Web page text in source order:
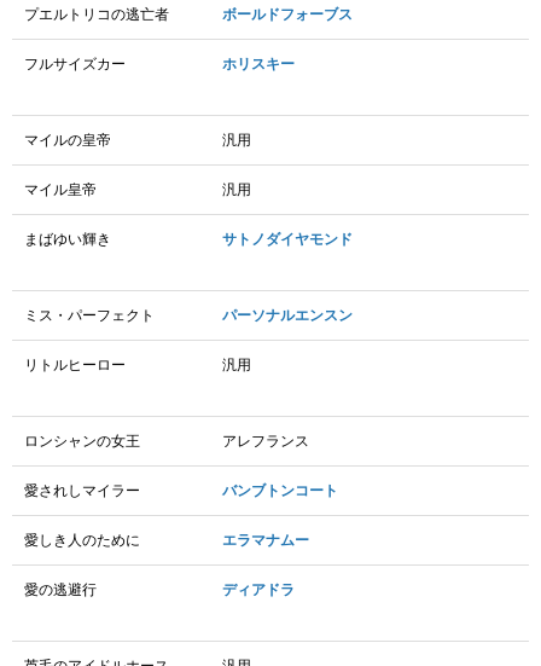
プエルトリコの逃亡者 ボールドフォーブス
フルサイズカー ホリスキー
マイルの皇帝 汎用
マイル皇帝 汎用
まばゆい輝き サトノダイヤモンド
ミス・パーフェクト パーソナルエンスン
リトルヒーロー 汎用
ロンシャンの女王 アレフランス
愛されしマイラー バンブトンコート
愛しき人のために エラマナムー
愛の逃避行 ディアドラ